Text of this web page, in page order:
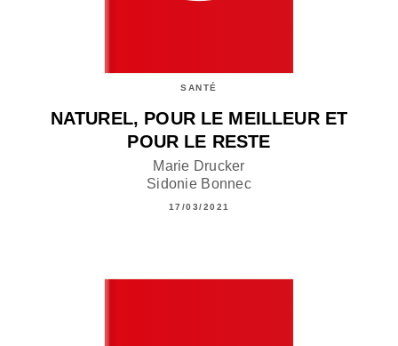
SANTÉ
NATUREL, POUR LE MEILLEUR ET
POUR LE RESTE
Marie Drucker
Sidonie Bonnec
17/03/2021